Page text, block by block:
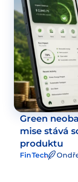
Green
mise stává
produktu
FinTech